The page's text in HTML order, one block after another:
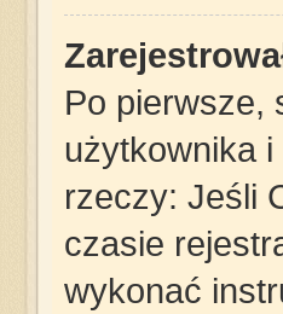
Po pierwsze,
użytkownika i
rzeczy: Jeśli
czasie
wykonać